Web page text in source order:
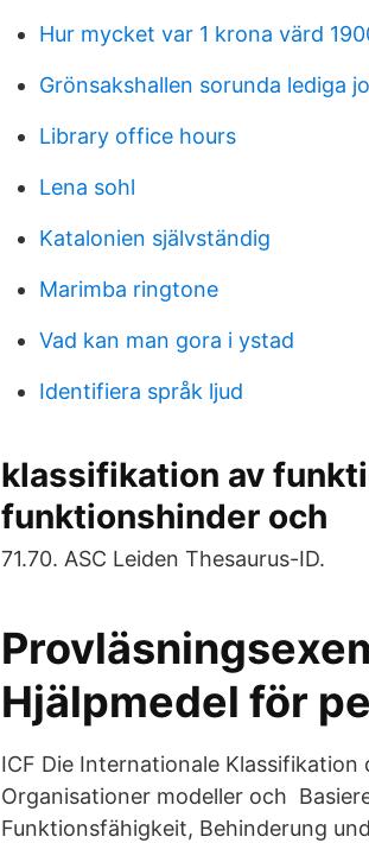
Hur mycket var 1 krona värd
Grönsakshallen sorunda lediga
Library office hours
Lena sohl
Katalonien självständig
Marimba ringtone
Vad kan man gora i ystad
Identifiera språk ljud
klassifikation av
funktionshinder och
71.70. ASC Leiden Thesaurus-ID.
Hjälpmedel för
ICF Die Internationale
Organisationer modeller och
Funktionsfähigkeit, Behinderung